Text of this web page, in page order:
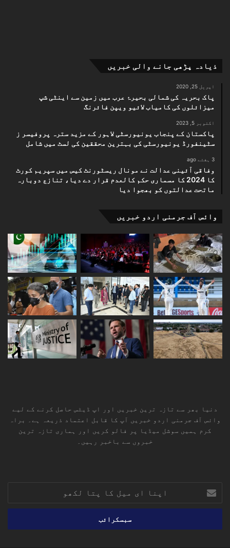
ذیادہ پڑھی جانے والی خبریں
اپریل 25, 2020
پاک بحریہ کی شمالی بحیرۂ عرب میں زمین سے اینٹی شپ
میزائلوں کی کامیاب لائیو ویپن فائرنگ
اکتوبر 5, 2023
پاکستان کے پنجاب یونیورسٹی لاہور کے مزید سترہ پروفیسر ز
سٹینفورڈ یونیورسٹی کی بہترین محققین کی لسٹ میں شامل
3 ہفتے ago
وفاقی آئینی عدالت نے مونال ریسٹورنٹ کیس میں سپریم کورٹ
کا 2024 کا مسماری حکم کالعدم قرار دے دیا، تنازع دوبارہ
ماتحت عدالتوں کو بھجوا دیا
وائس آف جرمنی اردو خبریں
دنیا بھر سے تازہ ترین خبریں اور اپ ڈیٹس حاصل کرنے کے لیے
وائس آف جرمنی اردو خبریں آپ کا قابل اعتماد ذریعہ ہے۔ براہ
کرم ہمیں سوشل میڈیا پر فالو کریں اور ہماری تازہ ترین
خبروں سے باخبر رہیں۔
ای
میل
پتا